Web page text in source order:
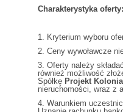
Charakterystyka oferty:
1. Kryterium wyboru
2. Ceny wywoławcze
3. Oferty należy
również możliwość
Spółkę Projekt
nieruchomości, wraz z
4. Warunkiem